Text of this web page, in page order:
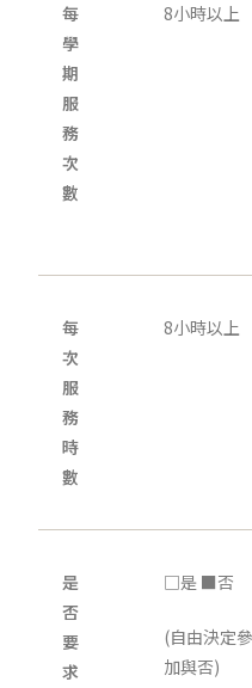
每
學
期
服
務
次
數
8小時以上
每
次
服
務
時
數
8小時以上
是
否
要
求
□是 ■否
(自由決定參
加與否)